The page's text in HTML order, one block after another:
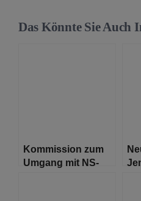
Das Könnte Sie Auch
Kommission zum
Umgang mit NS-